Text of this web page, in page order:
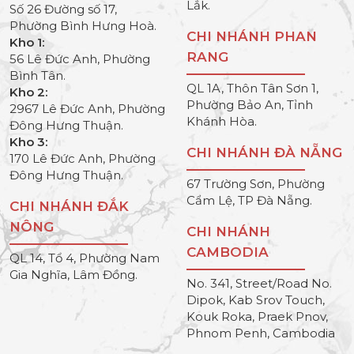
Số 26 Đường số 17,
Phường Bình Hưng Hoà.
Kho 1:
56 Lê Đức Anh, Phường
Bình Tân.
Kho 2:
2967 Lê Đức Anh, Phường
Đông Hưng Thuận.
Kho 3:
170 Lê Đức Anh, Phường
Đông Hưng Thuận.
CHI NHÁNH ĐẮK
NÔNG
QL 14, Tổ 4, Phường Nam
Gia Nghĩa, Lâm Đồng.
Lắk.
CHI NHÁNH PHAN
RANG
QL 1A, Thôn Tân Sơn 1,
Phường Bảo An, Tỉnh
Khánh Hòa.
CHI NHÁNH ĐÀ NẴNG
67 Trường Sơn, Phường
Cẩm Lệ, TP Đà Nẵng.
CHI NHÁNH
CAMBODIA
No. 341, Street/Road No.
Dipok, Kab Srov Touch,
Kouk Roka, Praek Pnov,
Phnom Penh, Cambodia